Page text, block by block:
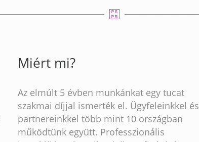
Miért mi?
Az elmúlt 5 évben munkánkat egy tucat
szakmai díjjal ismerték el. Ügyfeleinkkel és
partnereinkkel több mint 10 országban
működtünk együtt. Professzionális